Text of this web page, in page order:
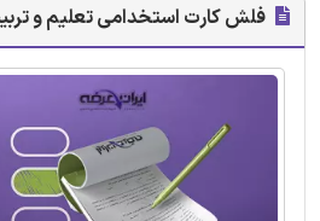
فلش کارت استخدامی تعلیم و